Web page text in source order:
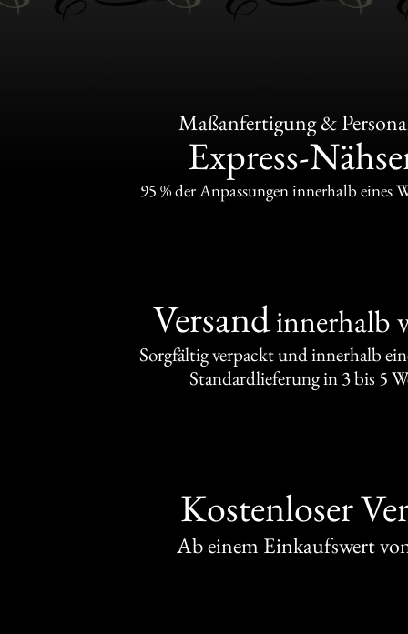
Maßanfertigung &
Express-
95 % der Anpassungen innerhalb eines
Versandinnerhalb
Sorgfältig verpackt und innerhalb
Standardlieferung in 3 bis 5
Kostenloser
Ab einem Einkaufswert